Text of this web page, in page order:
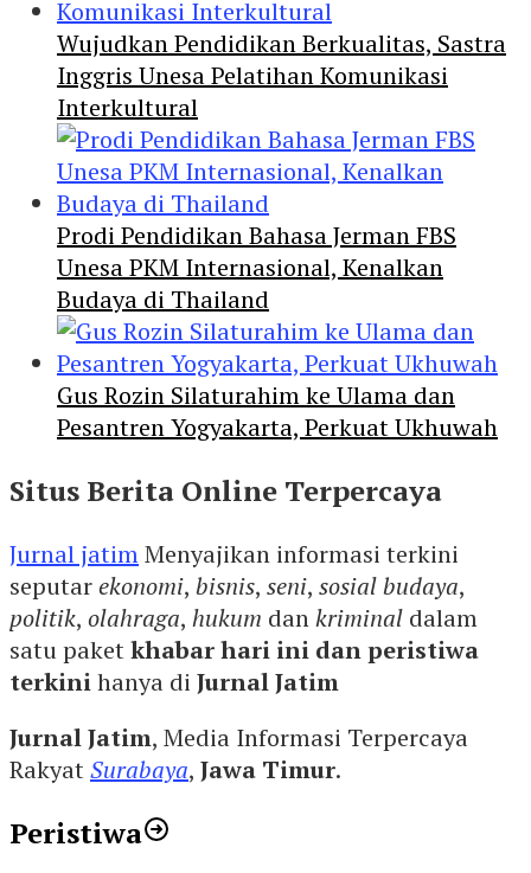
Wujudkan Pendidikan Berkualitas, Sastra
Inggris Unesa Pelatihan Komunikasi
Interkultural
Prodi Pendidikan Bahasa Jerman FBS
Unesa PKM Internasional, Kenalkan
Budaya di Thailand
Gus Rozin Silaturahim ke Ulama dan
Pesantren Yogyakarta, Perkuat Ukhuwah
Situs Berita Online Terpercaya
Jurnal jatimMenyajikan informasi terkini
seputarekonomi, bisnis, seni, sosial budaya,
politik, olahraga, hukum dankriminal dalam
satu paketkhabar hari ini dan peristiwa
terkinihanya di Jurnal Jatim
Jurnal Jatim, Media Informasi Terpercaya
RakyatSurabaya, Jawa Timur.
Peristiwa